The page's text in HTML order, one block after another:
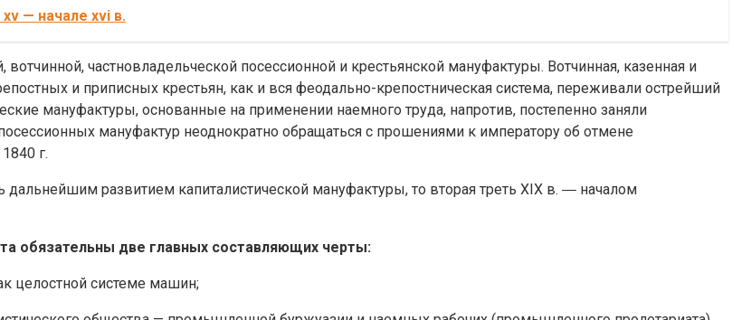
— начале xvi в.
частновладельческой посессионной и крестьянской мануфактуры. Вотчинная, казенная и
и приписных крестьян, как и вся феодально-крепостническая система, переживали острейший
мануфактуры, основанные на применении наемного труда, напротив, постепенно заняли
мануфактур неоднократно обращаться с прошениями к императору об отмене
г.
дальнейшим развитием капиталистической мануфактуры, то вторая треть XIX в. ― началом
обязательны две главных составляющих черты:
целостной системе машин;